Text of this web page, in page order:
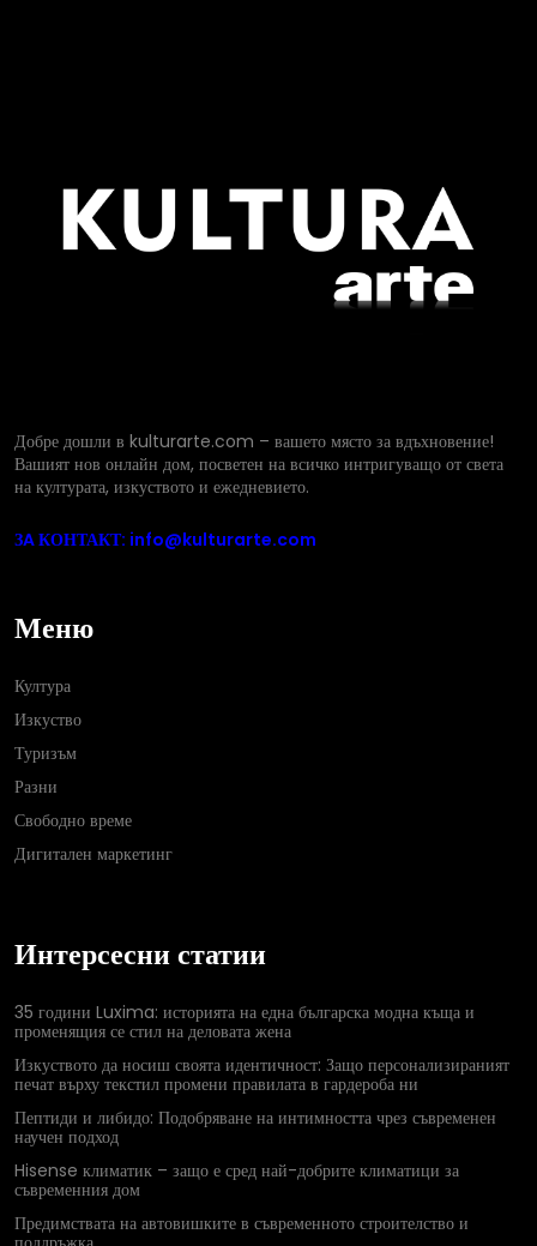
Добре дошли в kulturarte.com – вашето място за вдъхновение!
Вашият нов онлайн дом, посветен на всичко интригуващо от света
на културата, изкуството и ежедневието.
ЗA КОНТАКТ: info@kulturarte.com
Меню
Култура
Изкуство
Туризъм
Разни
Свободно време
Дигитален маркетинг
Интерсесни статии
35 години Luxima: историята на една българска модна къща и
променящия се стил на деловата жена
Изкуството да носиш своята идентичност: Защо персонализираният
печат върху текстил промени правилата в гардероба ни
Пептиди и либидо: Подобряване на интимността чрез съвременен
научен подход
Hisense климатик – защо е сред най-добрите климатици за
съвременния дом
Предимствата на автовишките в съвременното строителство и